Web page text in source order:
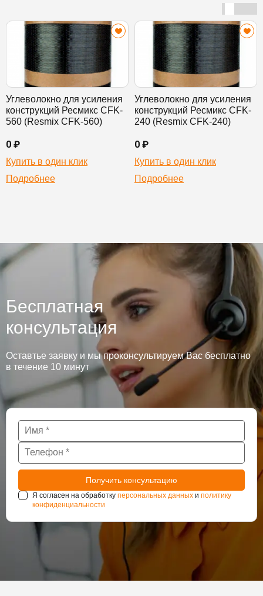
Углеволокно для усиления
конструкций Ресмикс CFK-
560 (Resmix CFK-560)
0 ₽
Купить в один клик
Подробнее
Углеволокно для усиления
конструкций Ресмикс CFK-
240 (Resmix CFK-240)
0 ₽
Купить в один клик
Подробнее
Бесплатная
консультация
Оставтье заявку и мы проконсультируем Вас бесплатно
в течение 10 минут
Я согласен на обработку персональных данных и политику
конфиденциальности